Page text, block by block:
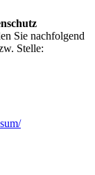
Sie nachfolgend
Stelle: